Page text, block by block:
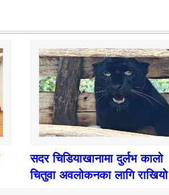
सदर चिडियाखानामा दुर्लभ कालो
चितुवा अवलोकनका लागि राखियो |